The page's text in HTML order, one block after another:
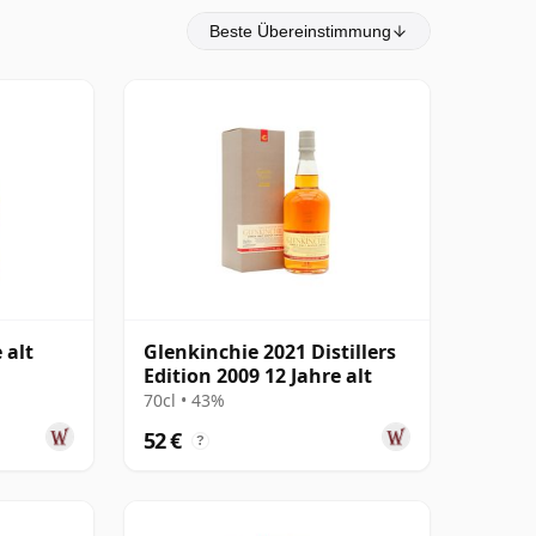
Beste Übereinstimmung
alt
Glenkinchie 2021 Distillers
Edition 2009 12 Jahre alt
70cl • 43%
52 € ?